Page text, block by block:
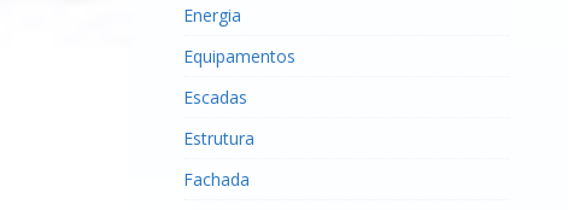
Energia
Equipamentos
Escadas
Estrutura
Fachada